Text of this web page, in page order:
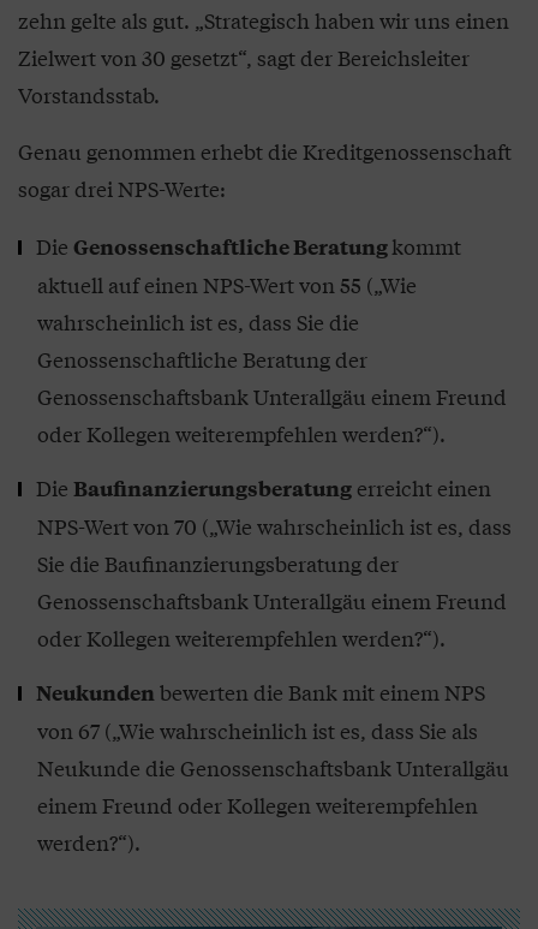
zehn gelte als gut. „Strategisch haben wir uns einen
Zielwert von 30 gesetzt“, sagt der Bereichsleiter
Vorstandsstab.
Genau genommen erhebt die Kreditgenossenschaft
sogar drei NPS-Werte:
Die Genossenschaftliche Beratungkommt
aktuell auf einen NPS-Wert von 55 („Wie
wahrscheinlich ist es, dass Sie die
Genossenschaftliche Beratung der
Genossenschaftsbank Unterallgäu einem Freund
oder Kollegen weiterempfehlen werden?“).
Die Baufinanzierungsberatung erreicht einen
NPS-Wert von 70 („Wie wahrscheinlich ist es, dass
Sie die Baufinanzierungsberatung der
Genossenschaftsbank Unterallgäu einem Freund
oder Kollegen weiterempfehlen werden?“).
Neukundenbewerten die Bank mit einem NPS
von 67 („Wie wahrscheinlich ist es, dass Sie als
Neukunde die Genossenschaftsbank Unterallgäu
einem Freund oder Kollegen weiterempfehlen
werden?“).